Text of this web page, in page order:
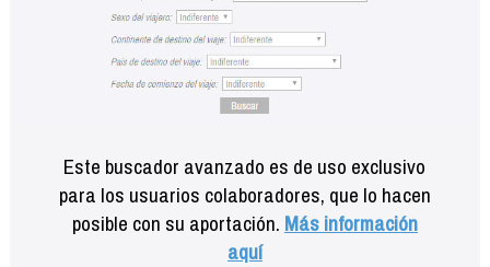
Este buscador avanzado es de uso exclusivo
para los usuarios colaboradores, que lo hacen
posible con su aportación. Más información
aquí